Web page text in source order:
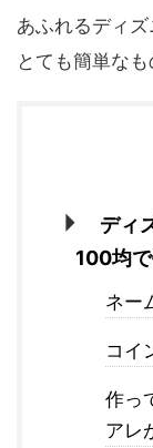
あふれるディズ
とても簡単なも
ディ
100均
ネー
コイ
作っ
アレ